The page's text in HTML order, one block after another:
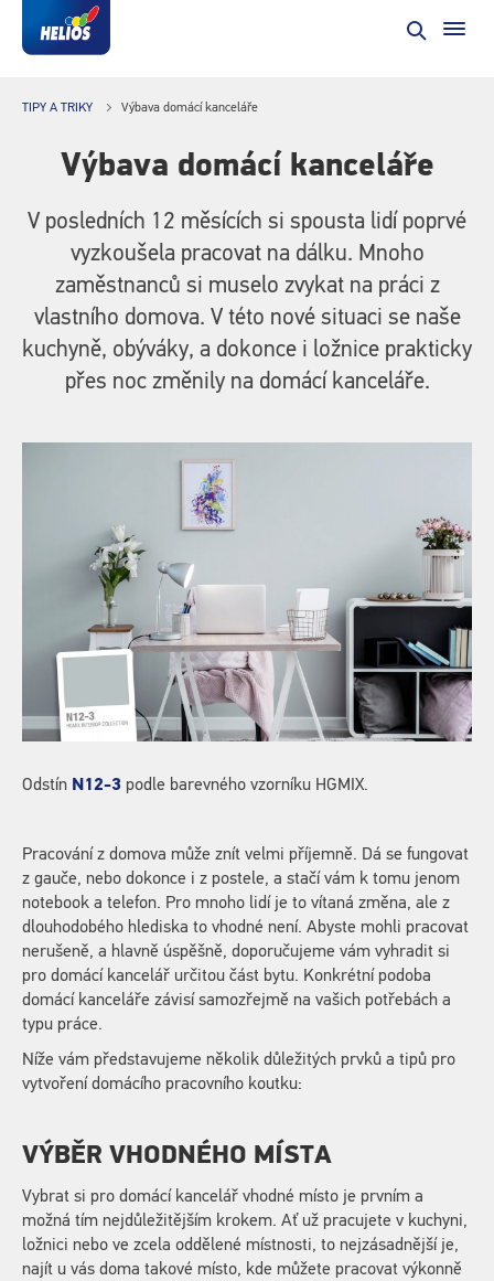
TIPY A TRIKY Výbava domácí kanceláře
Výbava domácí kanceláře
V posledních 12 měsících si spousta lidí poprvé
vyzkoušela pracovat na dálku. Mnoho
zaměstnanců si muselo zvykat na práci z
vlastního domova. V této nové situaci se naše
kuchyně, obýváky, a dokonce i ložnice prakticky
přes noc změnily na domácí kanceláře.
Odstín N12-3 podle barevného vzorníku HGMIX.
Pracování z domova může znít velmi příjemně. Dá se fungovat
z gauče, nebo dokonce i z postele, a stačí vám k tomu jenom
notebook a telefon. Pro mnoho lidí je to vítaná změna, ale z
dlouhodobého hlediska to vhodné není. Abyste mohli pracovat
nerušeně, a hlavně úspěšně, doporučujeme vám vyhradit si
pro domácí kancelář určitou část bytu. Konkrétní podoba
domácí kanceláře závisí samozřejmě na vašich potřebách a
typu práce.
Níže vám představujeme několik důležitých prvků a tipů pro
vytvoření domácího pracovního koutku:
VÝBĚR VHODNÉHO MÍSTA
Vybrat si pro domácí kancelář vhodné místo je prvním a
možná tím nejdůležitějším krokem. Ať už pracujete v kuchyni,
ložnici nebo ve zcela oddělené místnosti, to nejzásadnější je,
najít u vás doma takové místo, kde můžete pracovat výkonně